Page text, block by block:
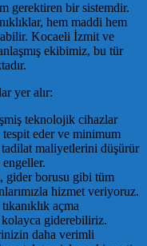
gerektiren bir sistemdir.
hem maddi hem
Kocaeli İzmit ve
ekibimiz, bu tür
yer alır:
teknolojik cihazlar
tespit eder ve minimum
maliyetlerini düşürür
engeller.
gider borusu gibi tüm
hizmet veriyoruz.
açma
kolayca giderebiliriz.
daha verimli